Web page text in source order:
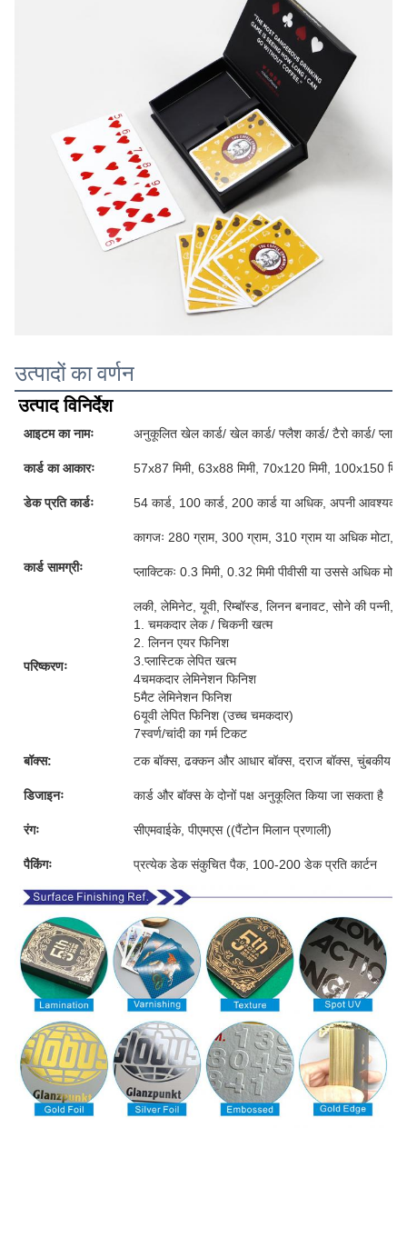
उत्पादों का वर्णन
उत्पाद विनिर्देश
आइटम का नामः अनुकूलित खेल कार्ड/ खेल कार्ड/ फ्लैश कार्ड/ टैरो कार्ड/
कार्ड का आकारः 57x87 मिमी, 63x88 मिमी, 70x120 मिमी, 100x150
डेक प्रति कार्डः 54 कार्ड, 100 कार्ड, 200 कार्ड या अधिक, अपनी
कार्ड सामग्रीः
कागजः 280 ग्राम, 300 ग्राम, 310 ग्राम या अधिक मोटा,
प्लाक्टिकः 0.3 मिमी, 0.32 मिमी पीवीसी या उससे अधिक मोटी
परिष्करणः
लकी, लेमिनेट, यूवी, रिम्बॉस्ड, लिनन बनावट, सोने की पन्नी,
1. चमकदार लेक / चिकनी खत्म
2. लिनन एयर फिनिश
3.प्लास्टिक लेपित खत्म
4चमकदार लेमिनेशन फिनिश
5मैट लेमिनेशन फिनिश
6यूवी लेपित फिनिश (उच्च चमकदार)
7स्वर्ण/चांदी का गर्म टिकट
बॉक्स:
टक बॉक्स, ढक्कन और आधार बॉक्स, दराज बॉक्स, चुंबकीय
डिजाइनः कार्ड और बॉक्स के दोनों पक्ष अनुकूलित किया जा सकता है
रंगः सीएमवाईके, पीएमएस ((पैंटोन मिलान प्रणाली)
पैकिंगः प्रत्येक डेक संकुचित पैक, 100-200 डेक प्रति कार्टन